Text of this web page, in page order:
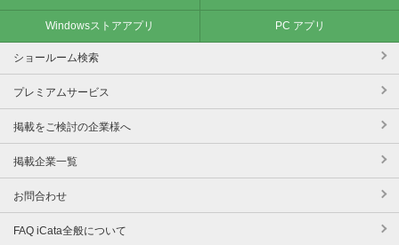
Windowsストアアプリ PC アプリ
ショールーム検索
プレミアムサービス
掲載をご検討の企業様へ
掲載企業一覧
お問合わせ
FAQ iCata全般について